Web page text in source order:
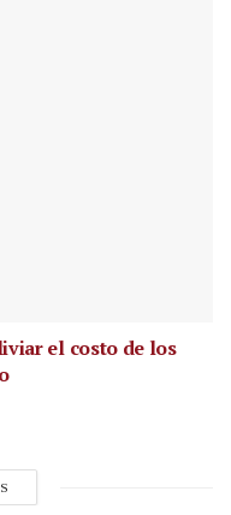
el costo de los